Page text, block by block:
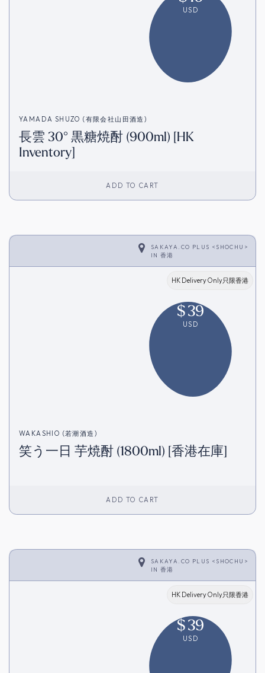
USD
YAMADA SHUZO (有限会社山田酒造)
長雲 30° 黒糖焼酎 (900ml) [HK
Inventory]
ADD TO CART
SAKAYA.CO PLUS <SHOCHU>
IN 香港
HK Delivery Only只限香港
$39
USD
WAKASHIO (若潮酒造)
笑う一日 芋焼酎 (1800ml) [香港在庫]
ADD TO CART
SAKAYA.CO PLUS <SHOCHU>
IN 香港
HK Delivery Only只限香港
$39
USD